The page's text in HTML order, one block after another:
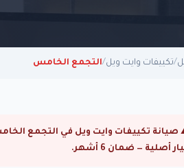
/تكييفات وايت ويل/التجمع الخامس
أصلية — ضمان 6 أشهر.